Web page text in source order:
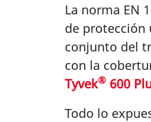
La norma EN
de protección
conjunto del
con la
Tyvek® 600
Todo lo